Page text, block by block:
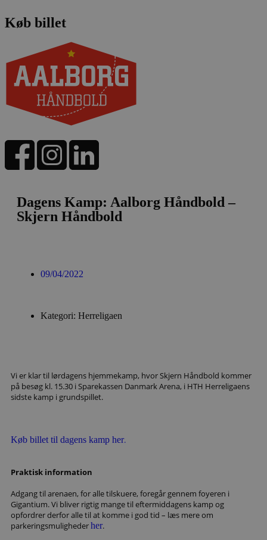
Køb billet
Dagens Kamp: Aalborg Håndbold –
Skjern Håndbold
09/04/2022
Kategori: Herreligaen
Vi er klar til lørdagens hjemmekamp, hvor Skjern Håndbold kommer
på besøg kl. 15.30 i Sparekassen Danmark Arena, i HTH Herreligaens
sidste kamp i grundspillet.
Køb billet til dagens kamp her.
Praktisk information
Adgang til arenaen, for alle tilskuere, foregår gennem foyeren i
Gigantium. Vi bliver rigtig mange til eftermiddagens kamp og
opfordrer derfor alle til at komme i god tid – læs mere om
parkeringsmulighederher.